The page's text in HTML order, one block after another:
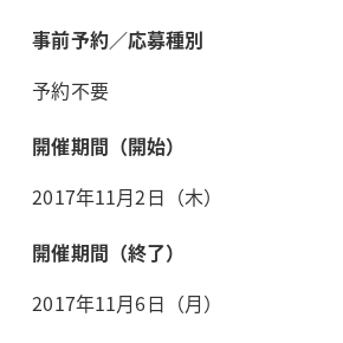
事前予約／応募種別
予約不要
開催期間（開始）
2017年11月2日（木）
開催期間（終了）
2017年11月6日（月）